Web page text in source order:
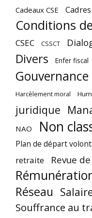
Cadeaux CSE Cadres
Conditions
CSEC CSSCT
Divers Enfer fiscal
Gouvernance
Harcèlement moral
juridique
NAO Non
Plan de départ
retraite Revue
Réseau
Souffrance au